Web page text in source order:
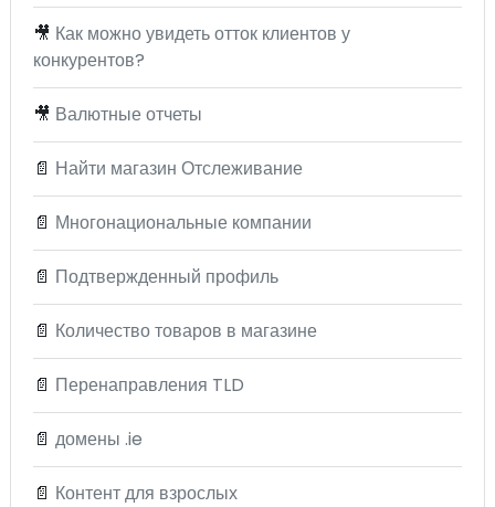
🎥 Как можно увидеть отток клиентов у
конкурентов?
🎥 Валютные отчеты
📄 Найти магазин Отслеживание
📄 Многонациональные компании
📄 Подтвержденный профиль
📄 Количество товаров в магазине
📄 Перенаправления TLD
📄 домены .ie
📄 Контент для взрослых